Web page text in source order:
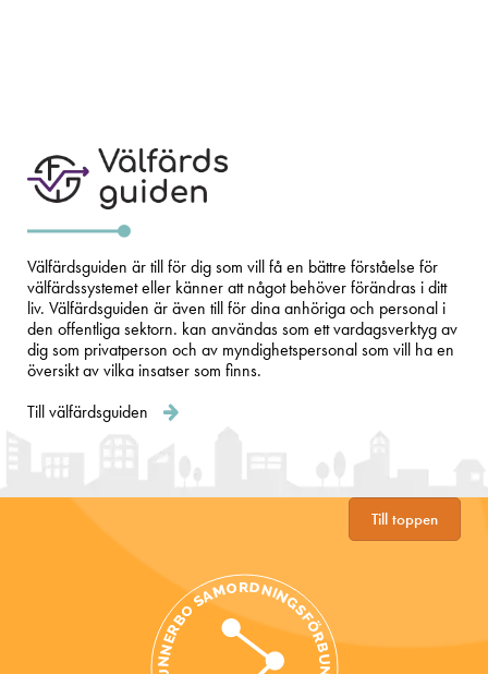
Välfärdsguiden är till för dig som vill få en bättre förståelse för
välfärdssystemet eller känner att något behöver förändras i ditt
liv. Välfärdsguiden är även till för dina anhöriga och personal i
den offentliga sektorn. kan användas som ett vardagsverktyg av
dig som privatperson och av myndighetspersonal som vill ha en
översikt av vilka insatser som finns.
Till välfärdsguiden
Till toppen